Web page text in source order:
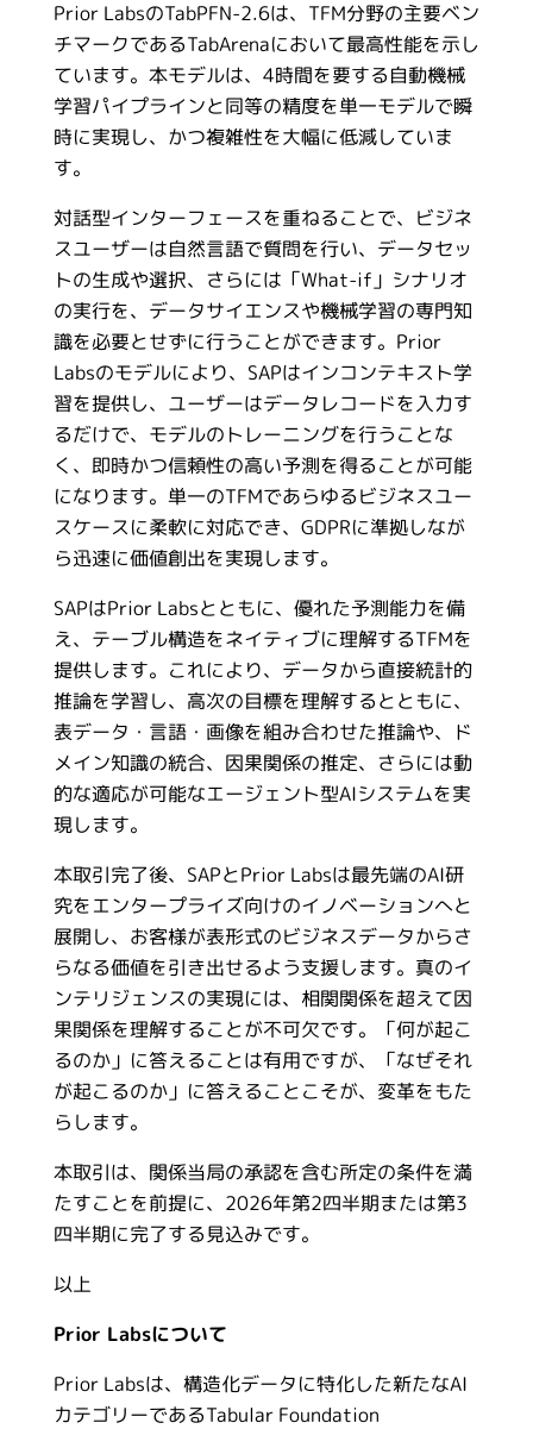
Prior LabsのTabPFN-2.6は、TFM分野の主要ベン
チマークであるTabArenaにおいて最高性能を示し
ています。本モデルは、4時間を要する自動機械
学習パイプラインと同等の精度を単一モデルで瞬
時に実現し、かつ複雑性を大幅に低減していま
す。
対話型インターフェースを重ねることで、ビジネ
スユーザーは自然言語で質問を行い、データセッ
トの生成や選択、さらには「What-if」シナリオ
の実行を、データサイエンスや機械学習の専門知
識を必要とせずに行うことができます。Prior
Labsのモデルにより、SAPはインコンテキスト学
習を提供し、ユーザーはデータレコードを入力す
るだけで、モデルのトレーニングを行うことな
く、即時かつ信頼性の高い予測を得ることが可能
になります。単一のTFMであらゆるビジネスユー
スケースに柔軟に対応でき、GDPRに準拠しなが
ら迅速に価値創出を実現します。
SAPはPrior Labsとともに、優れた予測能力を備
え、テーブル構造をネイティブに理解するTFMを
提供します。これにより、データから直接統計的
推論を学習し、高次の目標を理解するとともに、
表データ・言語・画像を組み合わせた推論や、ド
メイン知識の統合、因果関係の推定、さらには動
的な適応が可能なエージェント型AIシステムを実
現します。
本取引完了後、SAPとPrior Labsは最先端のAI研
究をエンタープライズ向けのイノベーションへと
展開し、お客様が表形式のビジネスデータからさ
らなる価値を引き出せるよう支援します。真のイ
ンテリジェンスの実現には、相関関係を超えて因
果関係を理解することが不可欠です。「何が起こ
るのか」に答えることは有用ですが、「なぜそれ
が起こるのか」に答えることこそが、変革をもた
らします。
本取引は、関係当局の承認を含む所定の条件を満
たすことを前提に、2026年第2四半期または第3
四半期に完了する見込みです。
以上
Prior Labsについて
Prior Labsは、構造化データに特化した新たなAI
カテゴリーであるTabular Foundation